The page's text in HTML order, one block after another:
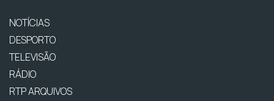
NOTÍCIAS
DESPORTO
TELEVISÃO
RÁDIO
RTP ARQUIVOS